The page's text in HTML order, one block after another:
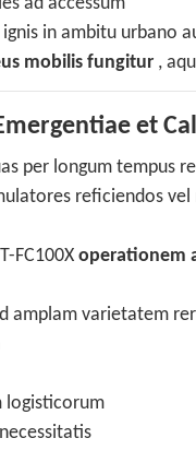
in ambitu urbano
mobilis fungitur,
et
per longum
reficiendos
FC100X operationem
amplam varietatem
logisticorum